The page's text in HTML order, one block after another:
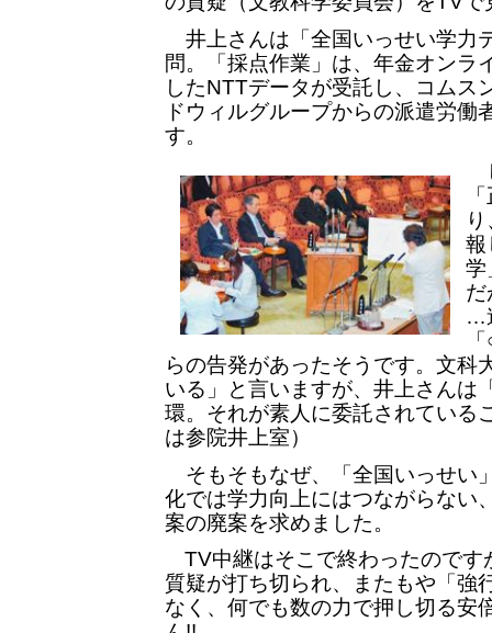
井上さんは「全国いっせい学力
問。「採点作業」は、年金オンラ
したNTTデータが受託し、コムス
ドウィルグループからの派遣労働
す。
報
学
だ
…
らの告発があったそうです。文科
いる」と言いますが、井上さんは
環。それが素人に委託されている
は参院井上室）
そもそもなぜ、「全国いっせい
化では学力向上にはつながらない
案の廃案を求めました。
TV中継はそこで終わったのです
質疑が打ち切られ、またもや「
なく、何でも数の力で押し切る安